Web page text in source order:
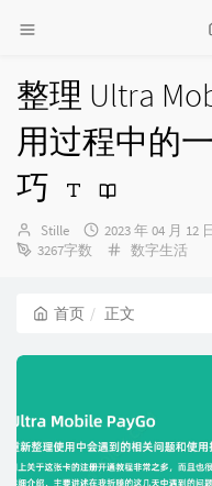
整理 Ultra
用过程中的
巧
博
主：
Stille
发
布
2023 年 04 月 12
3267字数
分
数字生活
首页 正文